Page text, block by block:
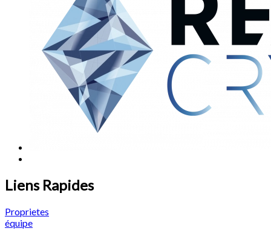
Liens Rapides
Proprietes
équipe